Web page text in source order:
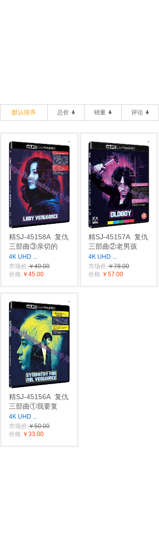
默认排序 总价 销量 评论
精SJ-45158A 复仇
三部曲③亲切的
4K UHD ...
市场价:￥49.00
价格: ￥45.00
精SJ-45157A 复仇
三部曲②老男孩
4K UHD ...
市场价:￥78.00
价格: ￥57.00
精SJ-45156A 复仇
三部曲①我要复
4K UHD ...
市场价:￥50.00
价格: ￥33.00